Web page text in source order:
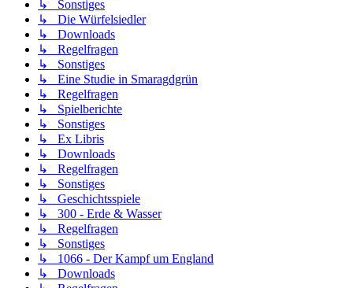
↳ Sonstiges
↳ Die Würfelsiedler
↳ Downloads
↳ Regelfragen
↳ Sonstiges
↳ Eine Studie in Smaragdgrün
↳ Regelfragen
↳ Spielberichte
↳ Sonstiges
↳ Ex Libris
↳ Downloads
↳ Regelfragen
↳ Sonstiges
↳ Geschichtsspiele
↳ 300 - Erde & Wasser
↳ Regelfragen
↳ Sonstiges
↳ 1066 - Der Kampf um England
↳ Downloads